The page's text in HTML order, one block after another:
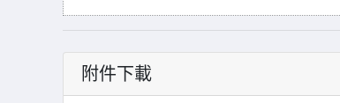
附件下載